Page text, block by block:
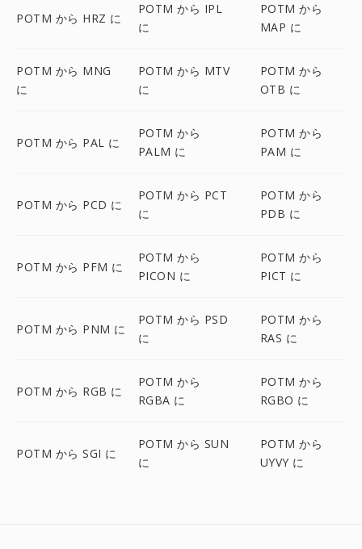
POTM から HRZ に
POTM から IPL
に
POTM から
MAP に
POTM から MNG
に
POTM から MTV
に
POTM から
OTB に
POTM から PAL に
POTM から
PALM に
POTM から
PAM に
POTM から PCD に
POTM から PCT
に
POTM から
PDB に
POTM から PFM に
POTM から
PICON に
POTM から
PICT に
POTM から PNM に
POTM から PSD
に
POTM から
RAS に
POTM から RGB に
POTM から
RGBA に
POTM から
RGBO に
POTM から SGI に
POTM から SUN
に
POTM から
UYVY に